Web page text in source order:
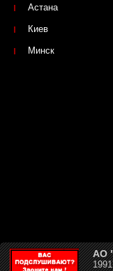
Астана
Киев
Минск
АО